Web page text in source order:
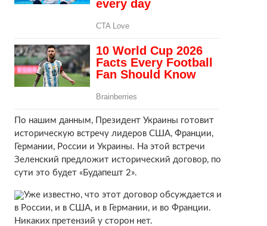
По нашим данным, Президент Украины готовит
историческую встречу лидеров США, Франции,
Германии, России и Украины. На этой встречи
Зеленский предложит исторический договор, по
сути это будет «Будапешт 2».
Уже известно, что этот договор обсуждается и
в России, и в США, и в Германии, и во Франции.
Никаких претензий у сторон нет.